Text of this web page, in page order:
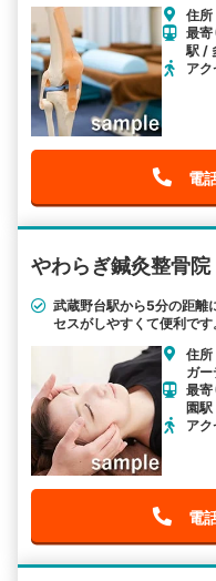
住所
最寄
駅 /
ア
電
やわらぎ鍼灸整骨院
武蔵野台駅から5分の距離
セスがしやすくて便利です
住
ガ
最寄
園駅
ア
電